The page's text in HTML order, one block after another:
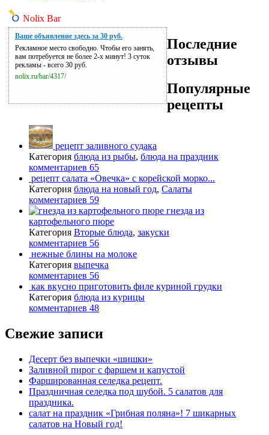
Nolix Bar
Ваше объявление здесь за 30 руб.
Рекламное место свободно. Чтобы его занять,
вам потребуется не более 2-х минут! 3 суток
рекламы - всего 30 руб.
nolix.ru/bar/4317/
Последние
отзывы
Популярные
рецепты
рецепт заливного судака
Категория блюда из рыбы, блюда на праздник
комментариев 65
рецепт салата «Овечка» с корейской морко...
Категория блюда на новый год, Салаты
комментариев 59
гнезда из
картофельного пюре
Категория Вторые блюда, закуски
комментариев 56
нежные блины на молоке
Категория выпечка
комментариев 56
как вкусно приготовить филе куриной грудки
Категория блюда из курицы
комментариев 48
Свежие записи
Десерт без выпечки «шишки»
Заливной пирог с фаршем и капустой
Фаршированная селедка рецепт.
Праздничная селедка под шубой. 5 салатов для
праздника.
салат на праздник «Грибная поляна»! 7 шикарных
салатов на Новый год!